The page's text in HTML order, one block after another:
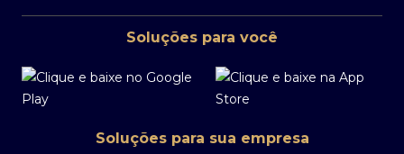
Soluções para você
Soluções para sua empresa